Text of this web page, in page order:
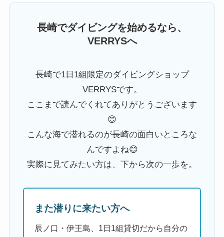
長崎でダイビングを始めるなら、
VERRYSへ
長崎で1日1組限定のダイビングショップ
VERRYSです。
ここまで読んでくれてありがとうございます
😊
こんな海で潜れるのが長崎の面白いところな
んですよね😊
実際に見てみたい方は、下から次の一歩を。
また潜りに来たい方へ
辰ノ口・伊王島、1日1組貸切だから自分の